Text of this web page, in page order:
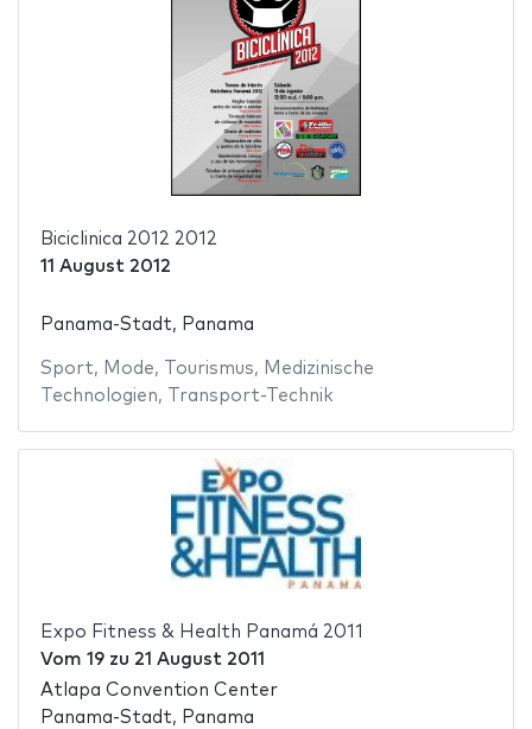
Biciclinica 2012 2012
11 August 2012
Panama-Stadt, Panama
Sport, Mode, Tourismus, Medizinische
Technologien, Transport-Technik
Expo Fitness & Health Panamá 2011
Vom 19zu 21 August 2011
Atlapa Convention Center
Panama-Stadt, Panama